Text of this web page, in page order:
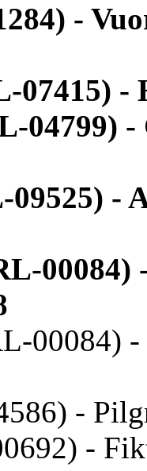
-
07415) -
04799)
-
00084)
-
-